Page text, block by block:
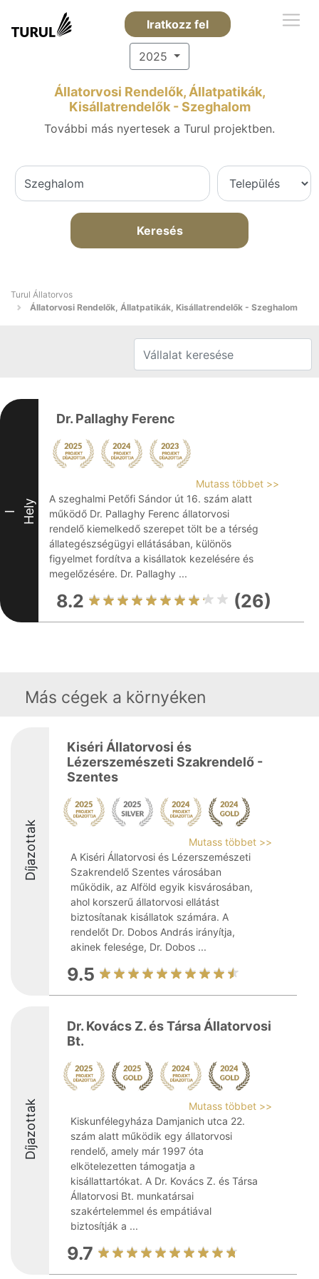
Iratkozz fel
2025
Állatorvosi Rendelők, Állatpatikák,
Kisállatrendelők - Szeghalom
További más nyertesek a Turul projektben.
Keresés
Turul Állatorvos
Állatorvosi Rendelők, Állatpatikák, Kisállatrendelők - Szeghalom
I Hely
Dr. Pallaghy Ferenc
Mutass többet >>
A szeghalmi Petőfi Sándor út 16. szám alatt
működő Dr. Pallaghy Ferenc állatorvosi
rendelő kiemelkedő szerepet tölt be a térség
állategészségügyi ellátásában, különös
figyelmet fordítva a kisállatok kezelésére és
megelőzésére. Dr. Pallaghy ...
8.2 (26)
Más cégek a környéken
Díjazottak
Kiséri Állatorvosi és
Lézerszemészeti Szakrendelő -
Szentes
Mutass többet >>
A Kiséri Állatorvosi és Lézerszemészeti
Szakrendelő Szentes városában
működik, az Alföld egyik kisvárosában,
ahol korszerű állatorvosi ellátást
biztosítanak kisállatok számára. A
rendelőt Dr. Dobos András irányítja,
akinek felesége, Dr. Dobos ...
9.5
Díjazottak
Dr. Kovács Z. és Társa Állatorvosi
Bt.
Mutass többet >>
Kiskunfélegyháza Damjanich utca 22.
szám alatt működik egy állatorvosi
rendelő, amely már 1997 óta
elkötelezetten támogatja a
kisállattartókat. A Dr. Kovács Z. és Társa
Állatorvosi Bt. munkatársai
szakértelemmel és empátiával
biztosítják a ...
9.7